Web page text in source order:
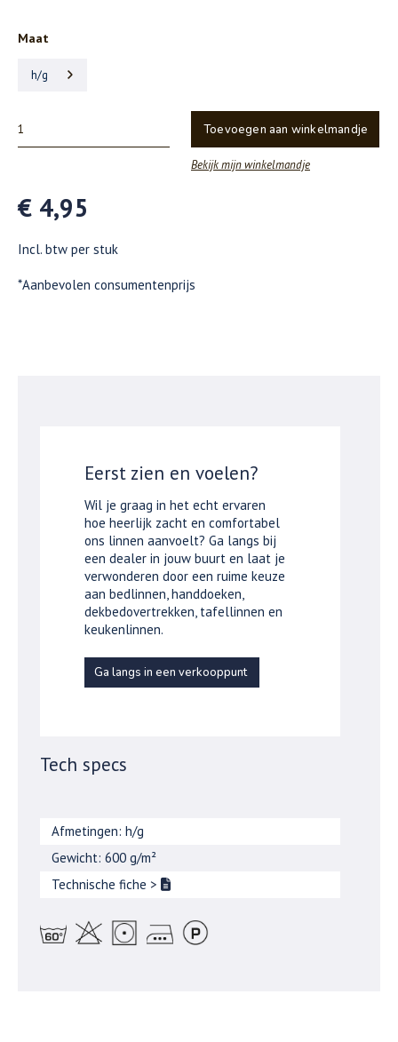
Maat
h/g
Toevoegen aan winkelmandje
Bekijk mijn winkelmandje
€ 4,95
Incl. btw per stuk
*Aanbevolen consumentenprijs
Eerst zien en voelen?
Wil je graag in het echt ervaren
hoe heerlijk zacht en comfortabel
ons linnen aanvoelt? Ga langs bij
een dealer in jouw buurt en laat je
verwonderen door een ruime keuze
aan bedlinnen, handdoeken,
dekbedovertrekken, tafellinnen en
keukenlinnen.
Ga langs in een verkooppunt
Tech specs
Afmetingen: h/g
Gewicht: 600 g/m²
Technische fiche >